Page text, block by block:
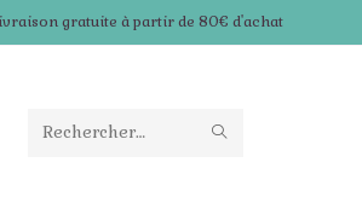
gratuite à partir de 80€ d'achat
Rechercher